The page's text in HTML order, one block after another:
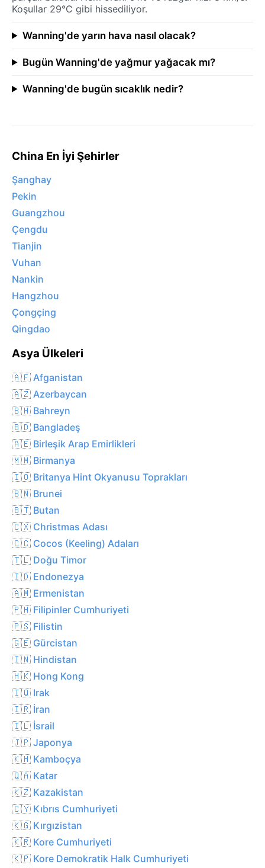
Koşullar 29°C gibi hissediliyor.
Wanning'de yarın hava nasıl olacak?
Bugün Wanning'de yağmur yağacak mı?
Wanning'de bugün sıcaklık nedir?
China En İyi Şehirler
Şanghay
Pekin
Guangzhou
Çengdu
Tianjin
Vuhan
Nankin
Hangzhou
Çongçing
Qingdao
Asya Ülkeleri
🇦🇫 Afganistan
🇦🇿 Azerbaycan
🇧🇭 Bahreyn
🇧🇩 Bangladeş
🇦🇪 Birleşik Arap Emirlikleri
🇲🇲 Birmanya
🇮🇴 Britanya Hint Okyanusu Toprakları
🇧🇳 Brunei
🇧🇹 Butan
🇨🇽 Christmas Adası
🇨🇨 Cocos (Keeling) Adaları
🇹🇱 Doğu Timor
🇮🇩 Endonezya
🇦🇲 Ermenistan
🇵🇭 Filipinler Cumhuriyeti
🇵🇸 Filistin
🇬🇪 Gürcistan
🇮🇳 Hindistan
🇭🇰 Hong Kong
🇮🇶 Irak
🇮🇷 İran
🇮🇱 İsrail
🇯🇵 Japonya
🇰🇭 Kamboçya
🇶🇦 Katar
🇰🇿 Kazakistan
🇨🇾 Kıbrıs Cumhuriyeti
🇰🇬 Kırgızistan
🇰🇷 Kore Cumhuriyeti
🇰🇵 Kore Demokratik Halk Cumhuriyeti